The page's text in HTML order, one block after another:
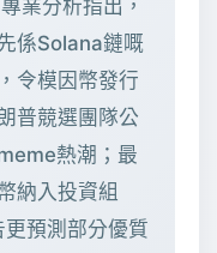
業分析指出，
係Solana鏈嘅
令模因幣發行
普競選團隊公
熱潮；最
納入投資組
預測部分優質